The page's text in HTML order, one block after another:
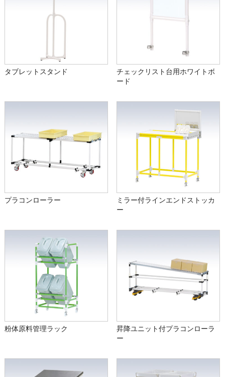
タブレットスタンド
チェックリスト台用ホワイトボ
ード
プラコンローラー
ミラー付ラインエンドストッカ
ー
粉体原料管理ラック
昇降ユニット付プラコンローラ
ー